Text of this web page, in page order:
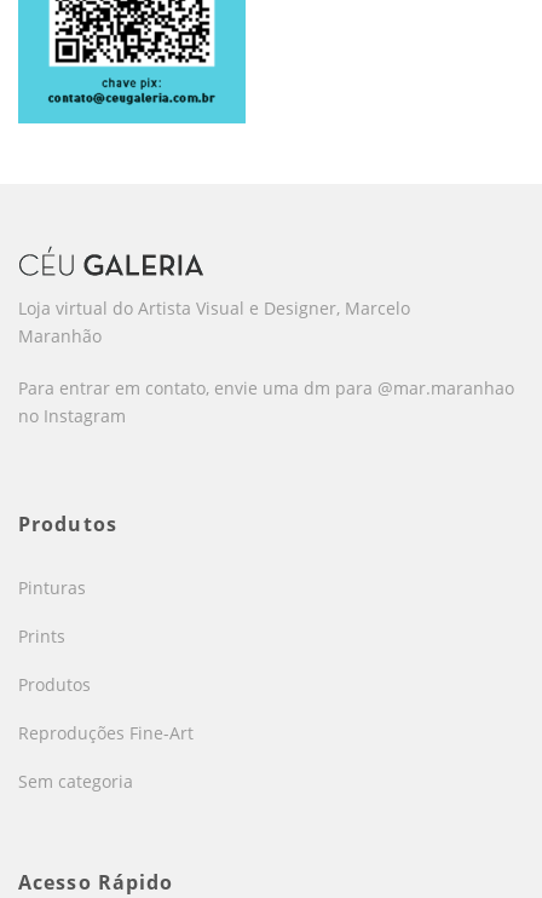
Loja virtual do Artista Visual e Designer, Marcelo
Maranhão
Para entrar em contato, envie uma dm para @mar.maranhao
no Instagram
Produtos
Pinturas
Prints
Produtos
Reproduções Fine-Art
Sem categoria
Acesso Rápido